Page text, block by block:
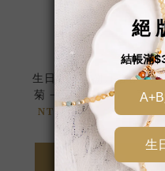
生日花語 • 捌月拾壹 • 翠
菊 – 海藍紫水晶 – 手鍊
NT$1,980 ~ NT$2,180
加入購物車